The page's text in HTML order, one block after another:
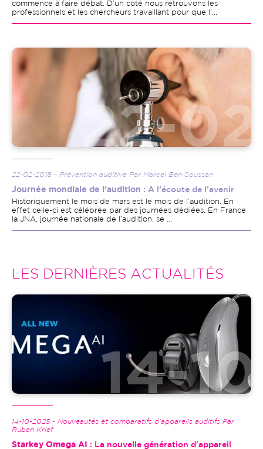
commence à faire débat. D’un côté nous retrouvons les
professionnels et les chercheurs travaillant pour que l’...
Image
22-02-2018 - Prévention auditive Par Marcel Ben Soussan
Journée mondiale de l’audition : A l’écoute de l’avenir
Historiquement le mois de mars est le mois de l’audition. En
effet celle-ci est célébrée par des journées dédiées. En France
la JNA, journée nationale de l’audition, se ...
LES DERNIÈRES ACTUALITÉS
Image
14-10-2025 - Nouveautés et comparatifs d'appareils auditifs Par
Ruben Krief
Starkey Omega AI
: La nouvelle génération d'appareil